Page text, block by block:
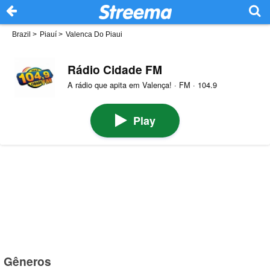
Brazil > Piauí > Valenca Do Piaui
Rádio Cidade FM
A rádio que apita em Valença! · FM · 104.9
Play
Gêneros